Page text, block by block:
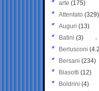
arte (175)
Attentato (329)
Auguri (13)
Batini (3)
Berlusconi
Bersani (234)
Biasotti (12)
Boldrini (4)